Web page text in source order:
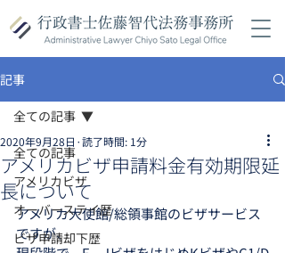
記事
全ての記事
アメリカビザ
オーバーステイ歴
ビザ申請却下歴
全ての記事
アメリカビザ申請料金有効期限延
長について
2020年9月28日 読了時間: 1分
アメリカ大使館/総領事館のビザサービス
ですが、